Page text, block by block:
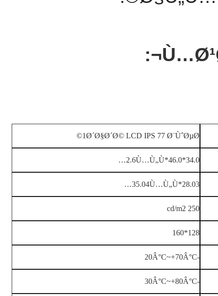
1Ø´Ø§Ø´Ø© LCD IPS 77 Ø¨ÙˆØµØ©
34.0*46.0*2.6Ù…Ù„Ù…
28.03*35.04Ù…Ù„Ù…
250 cd/m2
128*160